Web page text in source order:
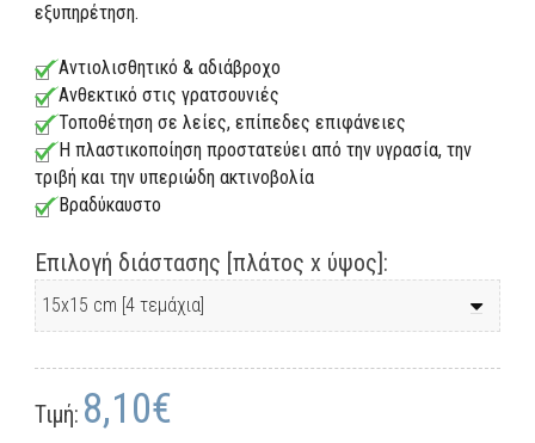
εξυπηρέτηση.
Αντιολισθητικό & αδιάβροχο
Ανθεκτικό στις γρατσουνιές
Τοποθέτηση σε λείες, επίπεδες επιφάνειες
Η πλαστικοποίηση προστατεύει από την υγρασία, την
τριβή και την υπεριώδη ακτινοβολία
Βραδύκαυστο
Επιλογή διάστασης [πλάτος x ύψος]:
Τιμή: 8,10€